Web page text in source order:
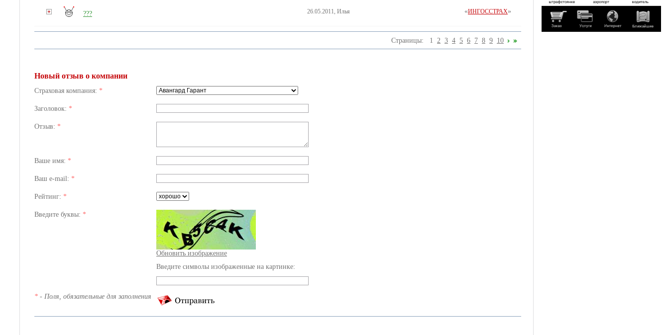
??? 26.05.2011, Илья «ИНГОССТРАХ»
Страницы: 1 2 3 4 5 6 7 8 9 10
Новый отзыв о компании
Страховая компания: *
Заголовок: *
Отзыв: *
Ваше имя: *
Ваш e-mail: *
Рейтинг: *
Введите буквы: *
Обновить изображение
Введите символы изображенные на картинке:
* - Поля, обязательные для заполнения